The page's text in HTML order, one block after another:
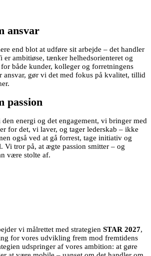
ansvar
end blot at udføre sit arbejde – det handler
er ambitiøse, tænker helhedsorienteret og
både kunder, kolleger og forretningens
gør vi det med fokus på kvalitet, tillid
passion
den energi og det engagement, vi bringer med
for det, vi laver, og tager lederskab – ikke
også ved at gå forrest, tage initiativ og
Vi tror på, at ægte passion smitter – og
være stolte af.
vi målrettet med strategien STAR 2027,
for vores udvikling frem mod fremtidens
udspringer af vores ambition: at gøre